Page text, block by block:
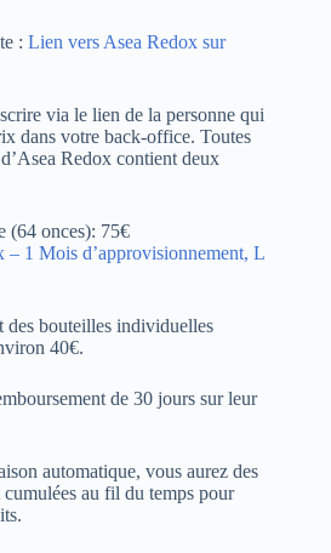
: Lien vers Asea Redox sur
via le lien de la personne qui
dans votre back-office. Toutes
Redox contient deux
(64 onces): 75€
– 1 Mois d’approvisionnement, L
des bouteilles individuelles
40€.
de 30 jours sur leur
automatique, vous aurez des
au fil du temps pour